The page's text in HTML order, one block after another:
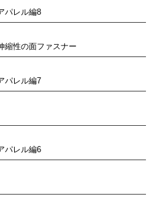
パレル編8
縮性の面ファスナー
パレル編7
パレル編6